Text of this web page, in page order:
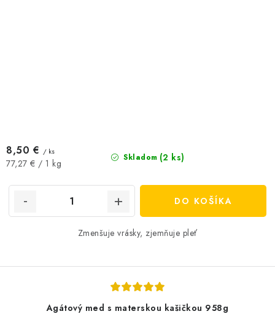
Skladom (2 ks)
8,50 € / ks
Jednotková
77,27 € / 1 kg
DO KOŠÍKA
Zmenšuje vrásky, zjemňuje pleť
Agátový med s materskou kašičkou 958g